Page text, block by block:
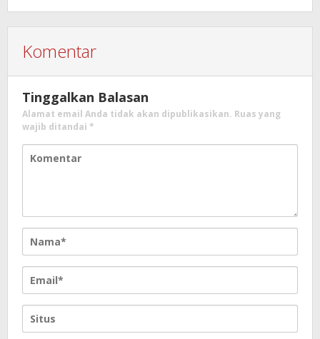
Komentar
Tinggalkan Balasan
Alamat email Anda tidak akan dipublikasikan. Ruas yang
wajib ditandai *